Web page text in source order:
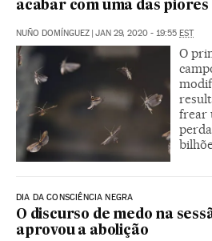
acabar com uma das
NUÑO DOMÍNGUEZ | JAN 29, 2020 - 19:55 EST
O
frear
DIA DA CONSCIÊNCIA NEGRA
O discurso de medo na
aprovou a abolição